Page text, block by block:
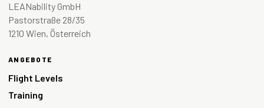
LEANability GmbH
Pastorstraße 28/35
1210 Wien, Österreich
ANGEBOTE
Flight Levels
Training